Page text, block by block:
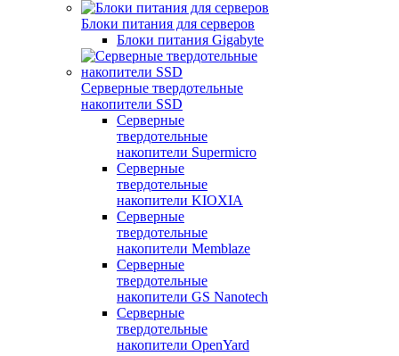
Блоки питания для серверов
Блоки питания Gigabyte
Серверные твердотельные
накопители SSD
Cерверные
твердотельные
накопители Supermicro
Cерверные
твердотельные
накопители KIOXIA
Cерверные
твердотельные
накопители Memblaze
Cерверные
твердотельные
накопители GS Nanotech
Серверные
твердотельные
накопители OpenYard